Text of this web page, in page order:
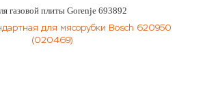
газовой плиты Gorenje 693892